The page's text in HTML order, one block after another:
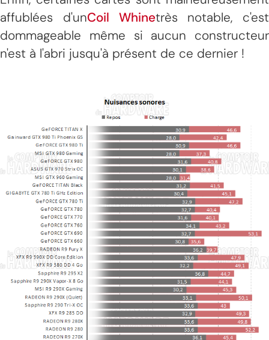
affublées d'unCoil Whinetrès notable, c'est
dommageable même si aucun constructeur
n'est à l'abri jusqu'à présent de ce dernier !